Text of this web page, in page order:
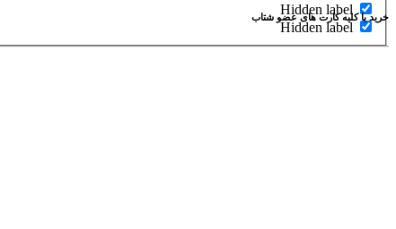
Hidden label
Hidden label
خرید با کلیه کارت های عضو شتاب